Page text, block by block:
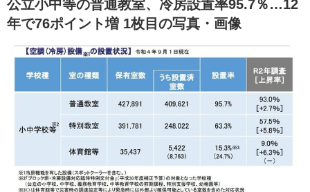
公立小中等の普通教室、冷房設置率95.7％…12
年で76ポイント増 1枚目の写真・画像